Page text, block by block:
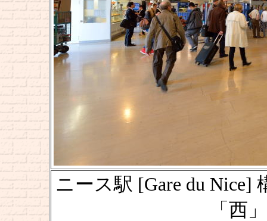
ニース駅 [Gare du Nice]
「西」